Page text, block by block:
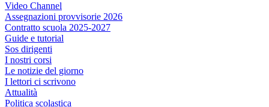
Video Channel
Assegnazioni provvisorie 2026
Contratto scuola 2025-2027
Guide e tutorial
Sos dirigenti
I nostri corsi
Le notizie del giorno
I lettori ci scrivono
Attualità
Politica scolastica